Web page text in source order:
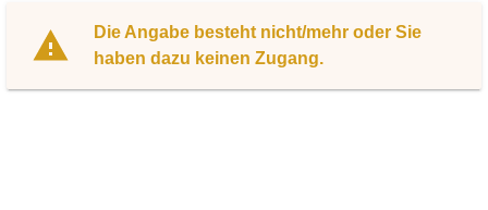
Die Angabe besteht nicht/mehr oder Sie
haben dazu keinen Zugang.